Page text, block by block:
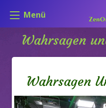
Menü
Wahrsagen
Wahrsagen